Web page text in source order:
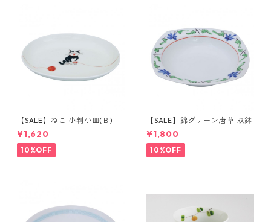
【SALE】ねこ 小判小皿(Ｂ)
¥1,620
10%OFF
【SALE】錦グリーン唐草 取鉢
¥1,800
10%OFF